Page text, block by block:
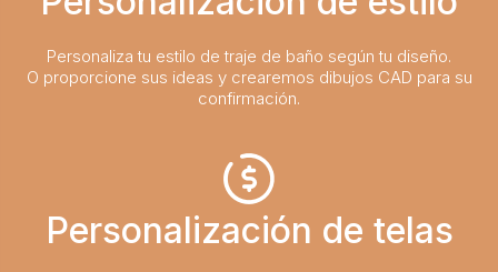
Personaliza tu estilo de traje de baño según tu diseño.
O proporcione sus ideas y crearemos dibujos CAD para su
confirmación.
Personalización de telas